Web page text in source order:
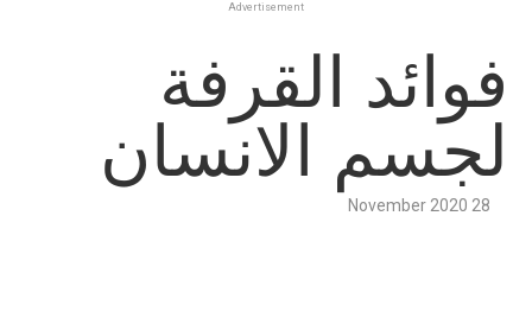
Advertisement
فوائد القرفة
لجسم الانسان
28 November 2020